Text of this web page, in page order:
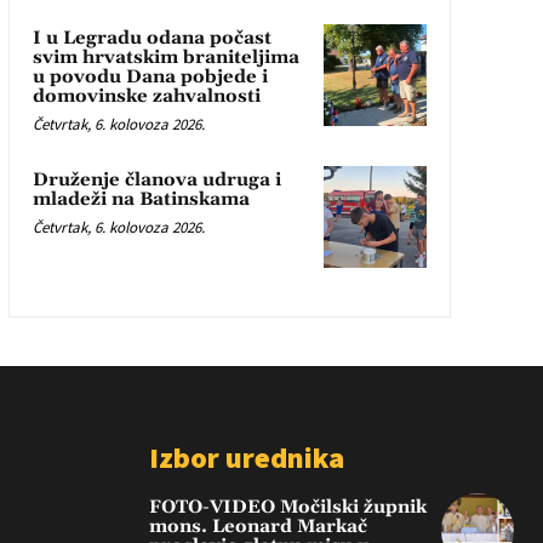
I u Legradu odana počast
svim hrvatskim braniteljima
u povodu Dana pobjede i
domovinske zahvalnosti
Četvrtak, 6. kolovoza 2026.
Druženje članova udruga i
mladeži na Batinskama
Četvrtak, 6. kolovoza 2026.
Izbor urednika
FOTO-VIDEO Močilski župnik
mons. Leonard Markač